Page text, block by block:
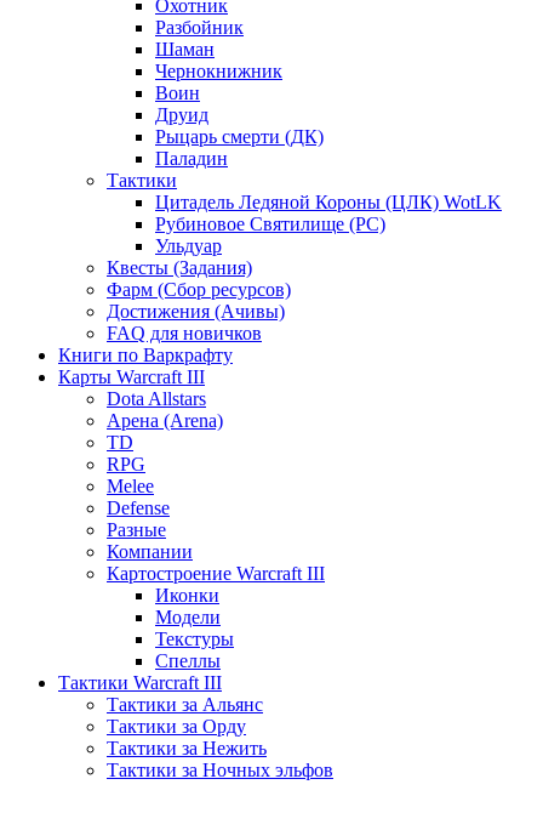
Охотник
Разбойник
Шаман
Чернокнижник
Воин
Друид
Рыцарь смерти (ДК)
Паладин
Тактики
Цитадель Ледяной Короны (ЦЛК) WotLK
Рубиновое Святилище (РС)
Ульдуар
Квесты (Задания)
Фарм (Сбор ресурсов)
Достижения (Ачивы)
FAQ для новичков
Книги по Варкрафту
Карты Warcraft III
Dota Allstars
Арена (Arena)
TD
RPG
Melee
Defense
Разные
Компании
Картостроение Warcraft III
Иконки
Модели
Текстуры
Спеллы
Тактики Warcraft III
Тактики за Альянс
Тактики за Орду
Тактики за Нежить
Тактики за Ночных эльфов